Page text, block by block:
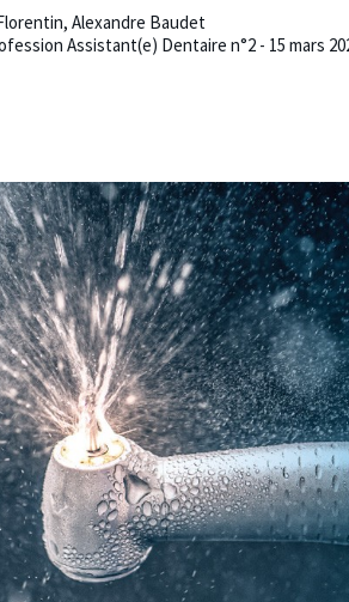
, Alexandre Baudet
Assistant(e) Dentaire n°2 - 15 mars